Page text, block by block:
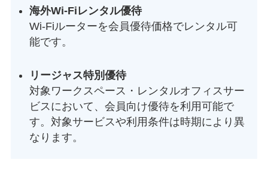
海外Wi-Fiレンタル優待
Wi-Fiルーターを会員優待価格でレンタル可
能です。
リージャス特別優待
対象ワークスペース・レンタルオフィスサー
ビスにおいて、会員向け優待を利用可能で
す。対象サービスや利用条件は時期により異
なります。